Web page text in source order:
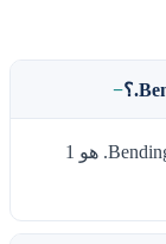
التاريخ المتوقع لطرح اكتتاب Bending Spoons S.p.A. هو 1